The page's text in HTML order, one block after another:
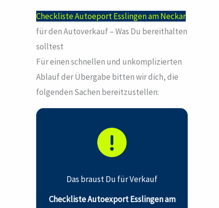
Checkliste Autoeport Esslingen am Neckar
für den Autoverkauf – Was Du bereithalten
solltest
Für einen schnellen und unkomplizierten
Ablauf der Übergabe bitten wir dich, die
folgenden Sachen bereitzustellen:
Das braust Du für Verkauf
Checkliste Autoexport Esslingen am